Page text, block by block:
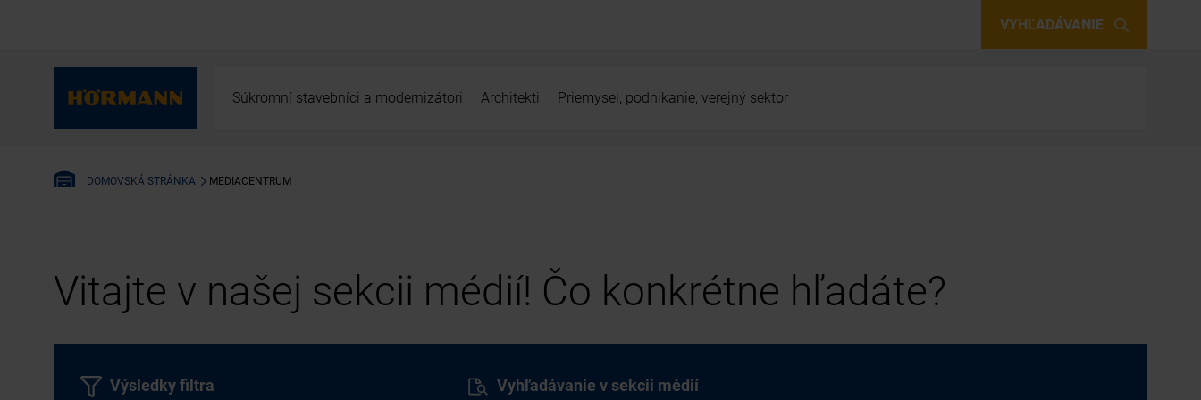
VYHĽADÁVANIE
Súkromní stavebníci a modernizátori Architekti Priemysel, podnikanie, verejný sektor
DOMOVSKÁ STRÁNKA MEDIACENTRUM
Vitajte v našej sekcii médií! Čo konkrétne hľadáte?
Vyhľadávanie v sekcii médií
Výsledky filtra